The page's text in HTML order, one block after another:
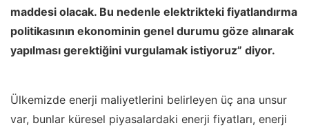
maddesi olacak. Bu nedenle elektrikteki fiyatlandırma
politikasının ekonominin genel durumu göze alınarak
yapılması gerektiğini vurgulamak istiyoruz” diyor.
Ülkemizde enerji maliyetlerini belirleyen üç ana unsur
var, bunlar küresel piyasalardaki enerji fiyatları, enerji